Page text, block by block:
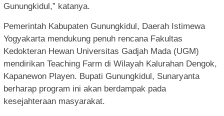
Gunungkidul,” katanya.
Pemerintah Kabupaten Gunungkidul, Daerah Istimewa
Yogyakarta mendukung penuh rencana Fakultas
Kedokteran Hewan Universitas Gadjah Mada (UGM)
mendirikan Teaching Farm di Wilayah Kalurahan Dengok,
Kapanewon Playen. Bupati Gunungkidul, Sunaryanta
berharap program ini akan berdampak pada
kesejahteraan masyarakat.